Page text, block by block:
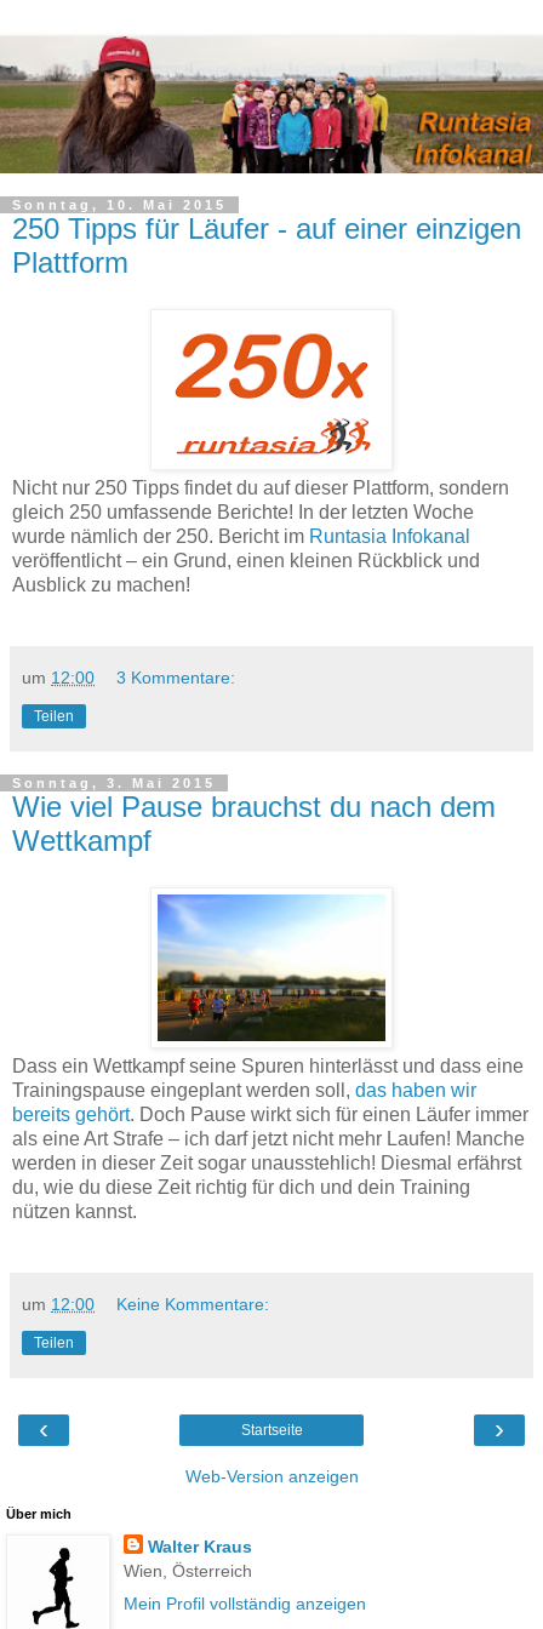
Sonntag, 10. Mai 2015
250 Tipps für Läufer - auf einer einzigen
Plattform
Nicht nur 250 Tipps findet du auf dieser Plattform, sondern
gleich 250 umfassende Berichte! In der letzten Woche
wurde nämlich der 250. Bericht im Runtasia Infokanal
veröffentlicht – ein Grund, einen kleinen Rückblick und
Ausblick zu machen!
um 12:00 3 Kommentare:
Teilen
Sonntag, 3. Mai 2015
Wie viel Pause brauchst du nach dem
Wettkampf
Dass ein Wettkampf seine Spuren hinterlässt und dass eine
Trainingspause eingeplant werden soll, das haben wir
bereits gehört. Doch Pause wirkt sich für einen Läufer immer
als eine Art Strafe – ich darf jetzt nicht mehr Laufen! Manche
werden in dieser Zeit sogar unausstehlich! Diesmal erfährst
du, wie du diese Zeit richtig für dich und dein Training
nützen kannst.
um 12:00 Keine Kommentare:
Teilen
‹ ›
Startseite
Web-Version anzeigen
Über mich
Walter Kraus
Wien, Österreich
Mein Profil vollständig anzeigen